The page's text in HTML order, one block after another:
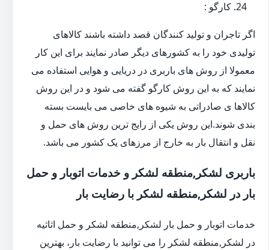
کارگو :
اگر تاجران و تولید کنندگان قصد داشته باشند کالاهای
تولیدی خود را به کشورهای دیگر صادر نمایند برای این کار
معمولا از روش های باربری در دریایی و هوایی استفاده می
نمایند که به این روش کارگو گفته می شود و در این روش
کالاها ی صادراتی به شیوه های خاصی می بایست بسته
بندی شوند.این روش یکی از رایج ترین روش های حمل و
نقل و انتقال بار به خارج از مرزهای یک کشور می باشد.
باربری لشکر,منطقه لشکر و خدمات اتوبار و حمل
بار در لشکر,منطقه لشکر با رضایت بار
خدمات اتوبار و حمل بار لشکر,منطقه لشکر و حمل اثاثیه
در لشکر,منطقه لشکر را می توانید با رضایت بار، بهترین